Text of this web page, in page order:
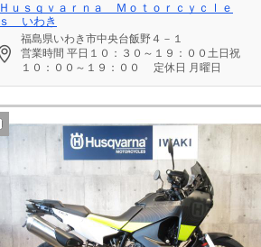
Ｈｕｓｑｖａｒｎａ Ｍｏｔｏｒｃｙｃｌｅ
ｓ いわき
福島県いわき市中央台飯野４－１
営業時間 平日１０：３０～１９：００土日祝
１０：００～１９：００
定休日 月曜日